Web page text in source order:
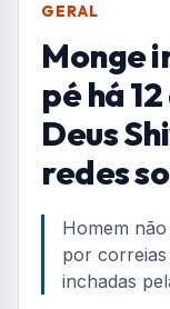
GERAL
Monge
pé há
Deus
redes
Homem
por correias
inchadas